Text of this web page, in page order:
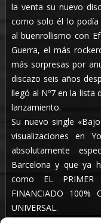
la venta su nuevo
como solo él lo podía
al buenrollismo con
Guerra, el más
más sorpresas por
discazo seis años
llegó al Nº7 en la lista
lanzamiento.
Su nuevo single
visualizaciones en
absolutamente
Barcelona y que ya
como EL PRIMER
FINANCIADO 100%
UNIVERSAL.